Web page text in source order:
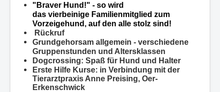
"Braver Hund!" - so wird
das vierbeinige Familienmitglied zum
Vorzeigehund, auf den alle stolz sind!
Rückruf
Grundgehorsam allgemein - verschiedene
Gruppenstunden und Altersklassen
Dogcrossing: Spaß für Hund und Halter
Erste Hilfe Kurse: in Verbindung mit der
Tierarztpraxis Anne Preising, Oer-
Erkenschwick